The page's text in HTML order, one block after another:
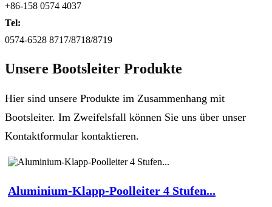
+86-158 0574 4037
Tel:
0574-6528 8717/8718/8719
Unsere Bootsleiter Produkte
Hier sind unsere Produkte im Zusammenhang mit
Bootsleiter. Im Zweifelsfall können Sie uns über unser
Kontaktformular kontaktieren.
Aluminium-Klapp-Poolleiter 4 Stufen...